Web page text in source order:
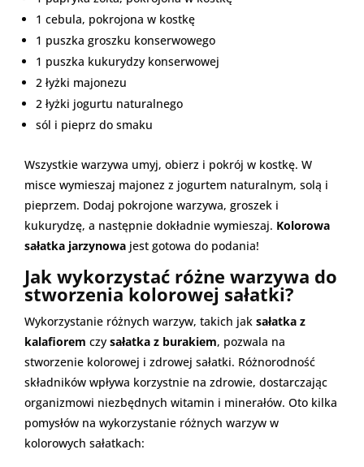
1 cebula, pokrojona w kostkę
1 puszka groszku konserwowego
1 puszka kukurydzy konserwowej
2 łyżki majonezu
2 łyżki jogurtu naturalnego
sól i pieprz do smaku
Wszystkie warzywa umyj, obierz i pokrój w kostkę. W
misce wymieszaj majonez z jogurtem naturalnym, solą i
pieprzem. Dodaj pokrojone warzywa, groszek i
kukurydzę, a następnie dokładnie wymieszaj. Kolorowa
sałatka jarzynowa jest gotowa do podania!
Jak wykorzystać różne warzywa do
stworzenia kolorowej sałatki?
Wykorzystanie różnych warzyw, takich jak sałatka z
kalafiorem czy sałatka z burakiem, pozwala na
stworzenie kolorowej i zdrowej sałatki. Różnorodność
składników wpływa korzystnie na zdrowie, dostarczając
organizmowi niezbędnych witamin i minerałów. Oto kilka
pomysłów na wykorzystanie różnych warzyw w
kolorowych sałatkach: